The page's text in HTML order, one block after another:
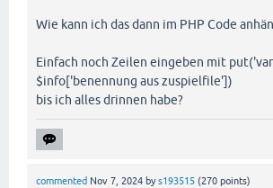
Wie kann ich das dann im PHP Code
Einfach noch Zeilen eingeben mit
$info['benennung aus zuspielfile'])
bis ich alles drinnen habe?
commented Nov 7, 2024 bys193515 (270 points)